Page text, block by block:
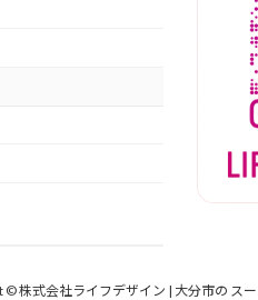
© 株式会社ライフデザイン | 大分市の ス